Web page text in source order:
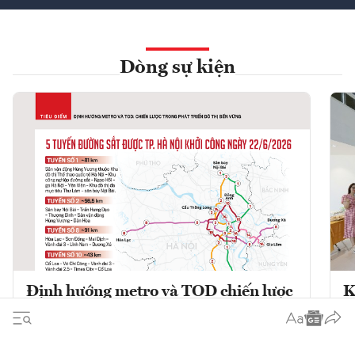
Dòng sự kiện
Định hướng metro và TOD chiến lược
trong phát triển đô thị bền vững